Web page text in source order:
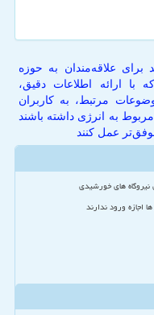
علاقه‌مندان به حوزه
با ارائه اطلاعات دقیق،
مرتبط، به کاربران
به انرژی داشته باشند
عمل کنند
نیروگاه های خورشیدی
اجازه ورود ندارند